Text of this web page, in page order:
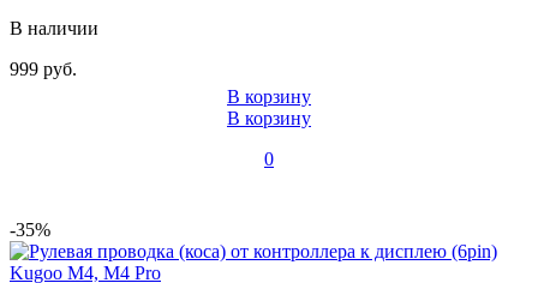
В наличии
999 руб.
В корзину
В корзину
0
-35%